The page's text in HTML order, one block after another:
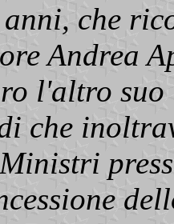
che
Andrea
l'altro
che